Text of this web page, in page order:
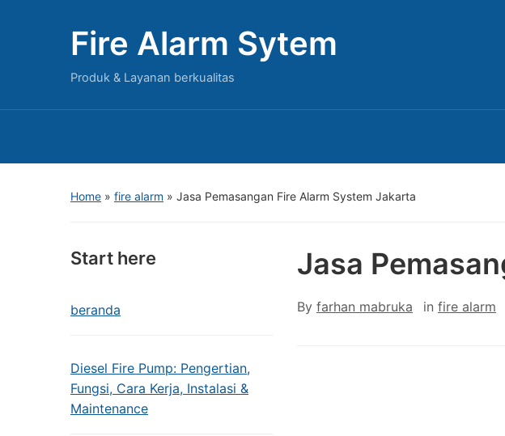
Fire Alarm Sytem
Produk & Layanan berkualitas
Home » fire alarm » Jasa Pemasangan Fire Alarm System Jakarta
Start here
beranda
Diesel Fire Pump: Pengertian,
Fungsi, Cara Kerja, Instalasi &
Maintenance
Jasa
By farhan mabruka in fire alarm